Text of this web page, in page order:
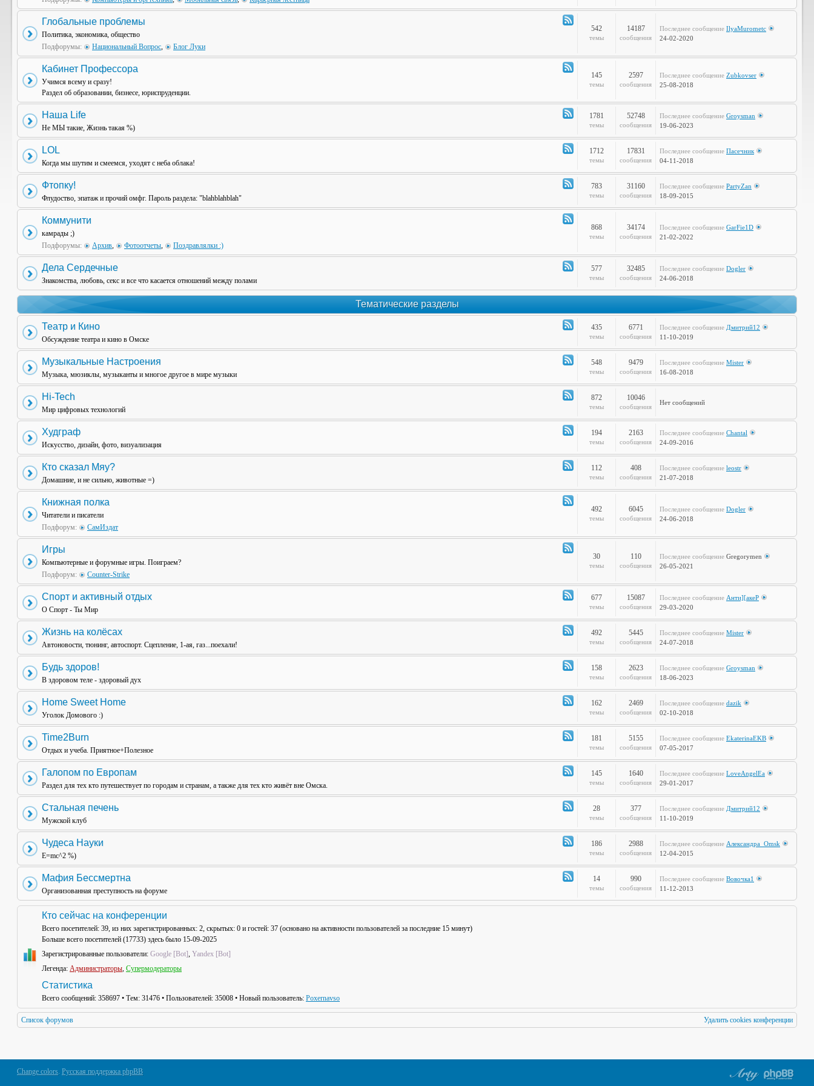
Канал
Глобальные проблемы
Политика, экономика, общество
Подфорумы:
Национальный Вопрос, Блог Луки
542
темы
14187
сообщения
Последнее сообщение IlyaMurometc
24-02-2020
Кабинет
Профессора
Кабинет Профессора
Учимся всему и сразу!
Раздел об образовании, бизнесе, юриспруденции.
145
темы
2597
сообщения
Последнее сообщение Zubkovser
25-08-2018
Канал
-
Наша Life
Не МЫ такие, Жизнь такая %)
1781
темы
52748
сообщения
Последнее сообщение Groysman
19-06-2023
Канал
-
LOL
Когда мы шутим и смеемся, уходят с неба облака!
1712
темы
17831
сообщения
Последнее сообщение Пасечник
04-11-2018
Канал
-
Фтопку!
Флудоство, эпатаж и прочий омфг. Пароль раздела: "blahblahblah"
783
темы
31160
сообщения
Последнее сообщение PartyZan
18-09-2015
Канал
Коммунити
камрады ;)
Подфорумы:
Архив, Фотоотчеты, Поздравлялки :)
868
темы
34174
сообщения
Последнее сообщение GarFie1D
21-02-2022
Канал
-
Дела Сердечные
Знакомства, любовь, секс и все что касается отношений между полами
577
темы
32485
сообщения
Последнее сообщение Dogler
24-06-2018
Тематические разделы
Канал
-
Театр и Кино
Обсуждение театра и кино в Омске
435
темы
6771
сообщения
Последнее сообщение Дмитрий12
11-10-2019
Канал
-
Музыкальные
Музыкальные Настроения
Музыка, мюзиклы, музыканты и многое другое в мире музыки
548
темы
9479
сообщения
Последнее сообщение Mister
16-08-2018
Канал
-
Hi-Tech
Мир цифровых технологий
872
темы
10046
сообщения
Нет сообщений
Канал
-
Худграф
Худграф
Искусство, дизайн, фото, визуализация
194
темы
2163
сообщения
Последнее сообщение Chantal
24-09-2016
Канал
-
сказал
Мяу?
Кто сказал Мяу?
Домашние, и не сильно, животные =)
112
темы
408
сообщения
Последнее сообщение leostr
21-07-2018
Канал
Книжная полка
Читатели и писатели
Подфорум:
СамИздат
492
темы
6045
сообщения
Последнее сообщение Dogler
24-06-2018
Игры
Компьютерные и форумные игры. Поиграем?
Подфорум:
Counter-Strike
30
темы
110
сообщения
Последнее сообщение Gregorymen
26-05-2021
Канал
-
Спорт и активный отдых
О Спорт - Ты Мир
677
темы
15087
сообщения
Последнее сообщение Анти][акеР
29-03-2020
Канал
-
Жизнь
Жизнь на колёсах
Автоновости, тюнинг, автоспорт. Сцепление, 1-ая, газ...поехали!
492
темы
5445
сообщения
Последнее сообщение Mister
24-07-2018
Канал
-
Будь здоров!
В здоровом теле - здоровый дух
158
темы
2623
сообщения
Последнее сообщение Groysman
18-06-2023
Канал
-
Home Sweet Home
Уголок Домового :)
162
темы
2469
сообщения
Последнее сообщение dazik
02-10-2018
Канал
-
Time2Burn
Time2Burn
Отдых и учеба. Приятное+Полезное
181
темы
5155
сообщения
Последнее сообщение EkaterinaEKB
07-05-2017
Канал
-
Галопом
Галопом по Европам
Раздел для тех кто путешествует по городам и странам, а также для тех кто живёт вне Омска.
145
темы
1640
сообщения
Последнее сообщение LoveAngelEa
29-01-2017
Канал
-
Стальная
Стальная печень
Мужской клуб
28
темы
377
сообщения
Последнее сообщение Дмитрий12
11-10-2019
Канал
-
Чудеса Науки
E=mc^2 %)
186
темы
2988
сообщения
Последнее сообщение Александра_Omsk
12-04-2015
Канал
-
Мафия Бессмертна
Организованная преступность на форуме
14
темы
990
сообщения
Последнее сообщение Вовочка1
11-12-2013
Кто сейчас на конференции
Всего посетителей: 39, из них зарегистрированных: 2, скрытых: 0 и гостей: 37 (основано на активности пользователей за последние 15 минут)
Больше всего посетителей (17733) здесь было 15-09-2025
Зарегистрированные пользователи: Google [Bot], Yandex [Bot]
Легенда: Администраторы, Супермодераторы
Статистика
Всего сообщений: 358697 • Тем: 31476 • Пользователей: 35008 • Новый пользователь: Poxernavso
Список форумов Удалить cookies конференции
Change colors. Русская поддержка phpBB